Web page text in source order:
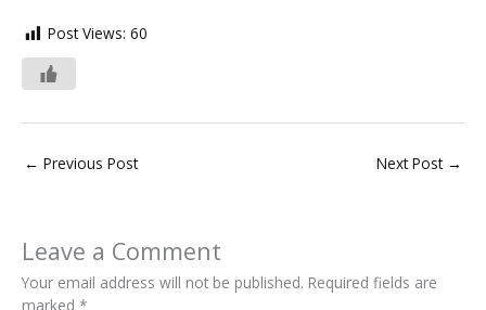
Post Views: 60
← Previous Post Next Post →
Leave a Comment
Your email address will not be published. Required fields are
marked *